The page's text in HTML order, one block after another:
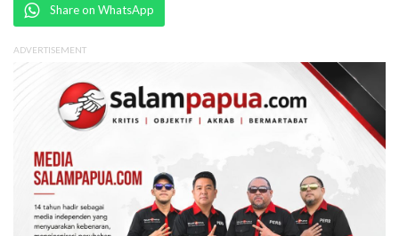
Share on WhatsApp
ADVERTISEMENT